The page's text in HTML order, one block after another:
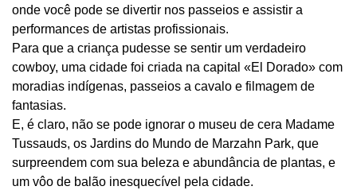
onde você pode se divertir nos passeios e assistir a
performances de artistas profissionais.
Para que a criança pudesse se sentir um verdadeiro
cowboy, uma cidade foi criada na capital «El Dorado» com
moradias indígenas, passeios a cavalo e filmagem de
fantasias.
E, é claro, não se pode ignorar o museu de cera Madame
Tussauds, os Jardins do Mundo de Marzahn Park, que
surpreendem com sua beleza e abundância de plantas, e
um vôo de balão inesquecível pela cidade.